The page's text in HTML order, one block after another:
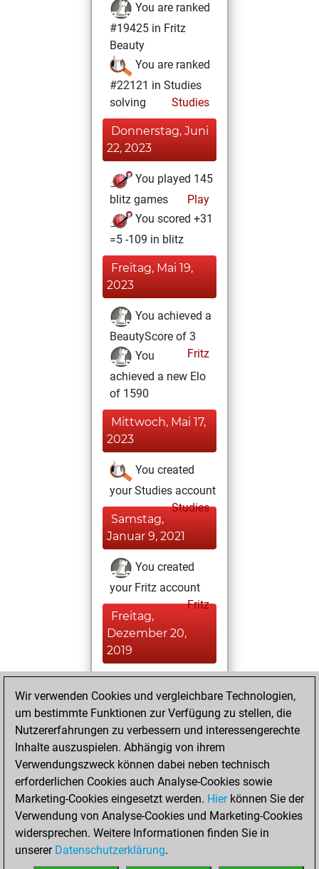
You are ranked
#19425 in Fritz
Beauty
You are ranked
#22121 in Studies
solving
Studies
Donnerstag, Juni
22, 2023
You played 145
blitz games
Play
You scored +31
=5 -109 in blitz
Freitag, Mai 19,
2023
You achieved a
BeautyScore of 3
Fritz
You
achieved a new Elo
of 1590
Mittwoch, Mai 17,
2023
You created
your Studies account
Studies
Samstag,
Januar 9, 2021
You created
your Fritz account
Fritz
Freitag,
Dezember 20,
2019
You played 1
bullet games
Play
You scored +0
=0 -1 in bullet
Freitag,
Dezember 6, 2019
You played 1
slow games
Play
You scored +0
Wir verwenden Cookies und vergleichbare Technologien,
um bestimmte Funktionen zur Verfügung zu stellen, die
Nutzererfahrungen zu verbessern und interessengerechte
Inhalte auszuspielen. Abhängig von ihrem
Verwendungszweck können dabei neben technisch
erforderlichen Cookies auch Analyse-Cookies sowie
Marketing-Cookies eingesetzt werden. Hierkönnen Sie der
Verwendung von Analyse-Cookies und Marketing-Cookies
widersprechen. Weitere Informationen finden Sie in
unserer Datenschutzerklärung.